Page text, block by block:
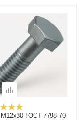
М12x30 ГОСТ 7798-70